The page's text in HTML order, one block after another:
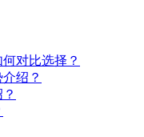
对比选择？
绍？